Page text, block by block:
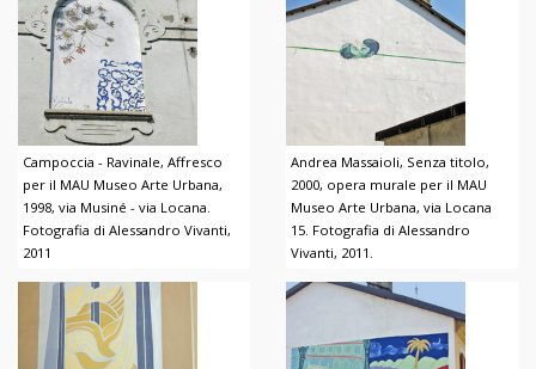
Campoccia - Ravinale, Affresco
per il MAU Museo Arte Urbana,
1998, via Musiné - via Locana.
Fotografia di Alessandro Vivanti,
2011
Andrea Massaioli, Senza titolo,
2000, opera murale per il MAU
Museo Arte Urbana, via Locana
15. Fotografia di Alessandro
Vivanti, 2011.